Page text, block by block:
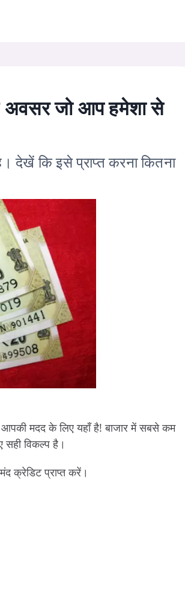
अवसर जो आप हमेशा से
कि इसे प्राप्त करना कितना
मदद के लिए यहाँ है! बाजार में सबसे कम
विकल्प है।
क्रेडिट प्राप्त करें।